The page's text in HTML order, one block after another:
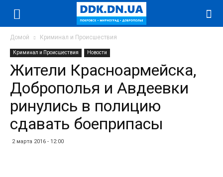
Домой Криминал и Происшествия
Криминал и Происшествия Новости
Жители Красноармейска,
Доброполья и Авдеевки
ринулись в полицию
сдавать боеприпасы
2 марта 2016 - 12:00